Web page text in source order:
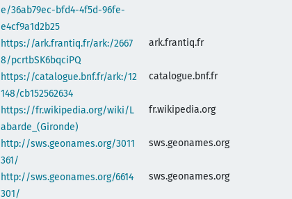
e/36ab79ec-bfd4-4f5d-96fe-
e4cf9a1d2b25
https://ark.frantiq.fr/ark:/2667
8/pcrtbSK6bqciPQ
ark.frantiq.fr
https://catalogue.bnf.fr/ark:/12
148/cb152562634
catalogue.bnf.fr
https://fr.wikipedia.org/wiki/L
abarde_(Gironde)
fr.wikipedia.org
http://sws.geonames.org/3011
361/
sws.geonames.org
http://sws.geonames.org/6614
301/
sws.geonames.org